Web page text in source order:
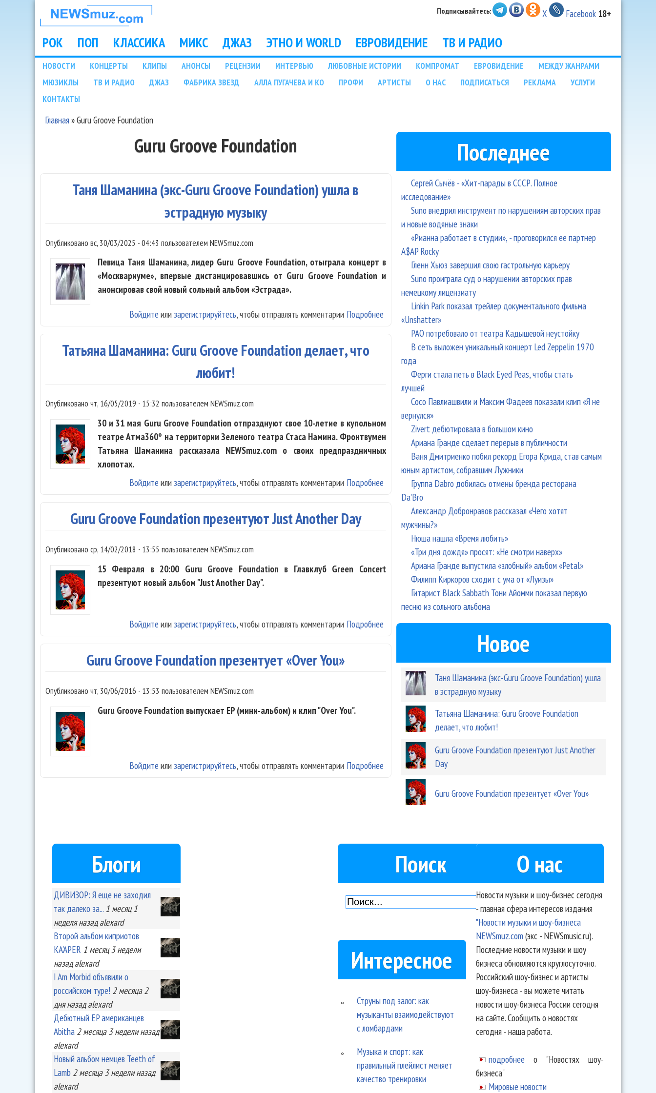
НОВОСТИ
МУЗЫКИ И
ШОУ БИЗНЕСА
NEWSMUZ.COM
Подписывайтесь: X Facebook 18+
Main menu
РОК ПОП КЛАССИКА МИКС ДЖАЗ ЭТНО И WORLD ЕВРОВИДЕНИЕ ТВ И РАДИО
Подразделы
НОВОСТИ КОНЦЕРТЫ КЛИПЫ АНОНСЫ РЕЦЕНЗИИ ИНТЕРВЬЮ ЛЮБОВНЫЕ ИСТОРИИ КОМПРОМАТ ЕВРОВИДЕНИЕ
МЕЖДУ ЖАНРАМИ
МЮЗИКЛЫ
ТВ И РАДИО ДЖАЗ ФАБРИКА ЗВЕЗД АЛЛА ПУГАЧЕВА И КО ПРОФИ АРТИСТЫ О НАС ПОДПИСАТЬСЯ РЕКЛАМА
УСЛУГИ
КОНТАКТЫ
Главная»Guru Groove Foundation
Guru Groove Foundation
Таня Шаманина (экс-Guru Groove Foundation) ушла в
эстрадную музыку
Опубликовано вс, 30/03/2025 - 04:43 пользователем NEWSmuz.com
Певица Таня Шаманина, лидер Guru Groove Foundation, отыграла концерт в
«Москвариуме», впервые дистанцировавшись от Guru Groove Foundation и
анонсировав свой новый сольный альбом «Эстрада».
Подробнее о Таня Шаманина (экс-Guru Groove Foundation) ушла в эстрадную
Войдите или зарегистрируйтесь, чтобы отправлять комментарии
Татьяна Шаманина: Guru Groove Foundation делает, что
любит!
Опубликовано чт, 16/05/2019 - 15:32 пользователем NEWSmuz.com
30 и 31 мая Guru Groove Foundation отпразднуют свое 10-летие в купольном
театре Атма360° на территории Зеленого театра Стаса Намина. Фронтвумен
Татьяна Шаманина рассказала NEWSmuz.com о своих предпраздничных
хлопотах.
Подробнее о Татьяна Шаманина: Guru Groove Foundation делает, что любит!
Войдите или зарегистрируйтесь, чтобы отправлять комментарии
Guru Groove Foundation презентуют Just Another Day
Опубликовано ср, 14/02/2018 - 13:55 пользователем NEWSmuz.com
15 Февраля в 20:00 Guru Groove Foundation в Главклуб Green Concert
презентуют новый альбом "Just Another Day".
Подробнее о Guru Groove Foundation презентуют Just Another Day
Войдите или зарегистрируйтесь, чтобы отправлять комментарии
Guru Groove Foundation презентует «Over You»
Опубликовано чт, 30/06/2016 - 13:53 пользователем NEWSmuz.com
Guru Groove Foundation выпускает EP (мини-альбом) и клип "Over You".
Подробнее о Guru Groove Foundation презентует «Over You»
Войдите или зарегистрируйтесь, чтобы отправлять комментарии
Последнее
Сергей Сычёв - «Хит-парады в СССР. Полное
исследование»
Suno внедрил инструмент по нарушениям авторских прав
и новые водяные знаки
«Рианна работает в студии», - проговорился ее партнер
A$AP Rocky
Гленн Хьюз завершил свою гастрольную карьеру
Suno проиграла суд о нарушении авторских прав
немецкому лицензиату
Linkin Park показал трейлер документального фильма
«Unshatter»
РАО потребовало от театра Кадышевой неустойку
В сеть выложен уникальный концерт Led Zeppelin 1970
года
Ферги стала петь в Black Eyed Peas, чтобы стать
лучшей
Сосо Павлиашвили и Максим Фадеев показали клип «Я не
вернулся»
Zivert дебютировала в большом кино
Ариана Гранде сделает перерыв в публичности
Ваня Дмитриенко побил рекорд Егора Крида, став самым
юным артистом, собравшим Лужники
Группа Dabro добилась отмены бренда ресторана
Da'Bro
Александр Добронравов рассказал «Чего хотят
мужчины?»
Нюша нашла «Время любить»
«Три дня дождя» просят: «Не смотри наверх»
Ариана Гранде выпустила «злобный» альбом «Petal»
Филипп Киркоров сходит с ума от «Луизы»
Гитарист Black Sabbath Тони Айомми показал первую
песню из сольного альбома
Новое
Таня Шаманина (экс-Guru Groove Foundation) ушла
в эстрадную музыку
Татьяна Шаманина: Guru Groove Foundation
делает, что любит!
Guru Groove Foundation презентуют Just Another
Day
Guru Groove Foundation презентует «Over You»
Блоги
ДИВИЗОР: Я еще не заходил
так далеко за... 1 месяц 1
неделяназад alexard
Второй альбом киприотов
KA'APER 1 месяц 3 недели
назад alexard
I Am Morbid объявили о
российском туре! 2 месяца 2
дняназад alexard
Дебютный EP американцев
Abitha 2 месяца 3 неделиназад
alexard
Новый альбом немцев Teeth of
Lamb 2 месяца 3 неделиназад
alexard
Поиск
Интересное
Струны под залог: как
музыканты взаимодействуют
с ломбардами
Музыка и спорт: как
правильный плейлист меняет
качество тренировки
О нас
Новости музыки и шоу-бизнес сегодня
- главная сфера интересов издания
"Новости музыки и шоу-бизнеса
NEWSmuz.com(экс - NEWSmusic.ru).
Последние новости музыки и шоу
бизнеса обновляются круглосуточно.
Российский шоу-бизнес и артисты
шоу-бизнеса - вы можете читать
новости шоу-бизнеса России сегодня
на сайте. Сообщить о новостях
сегодня - наша работа.
подробнее о "Новостях шоу-
бизнеса"
Мировые новости